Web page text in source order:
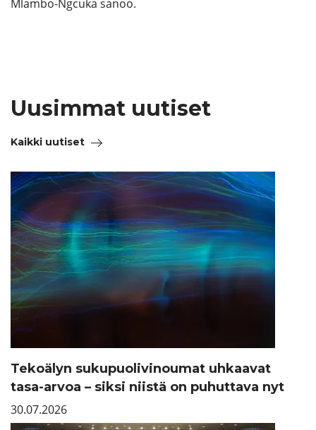
Mlambo-Ngcuka sanoo.
Uusimmat uutiset
Kaikki uutiset
Tekoälyn sukupuolivinoumat uhkaavat
tasa-arvoa – siksi niistä on puhuttava nyt
30.07.2026